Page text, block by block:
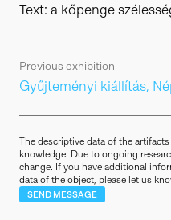
Text: a kőpenge
Previous exhibition
Gyűjteményi kiállítás,
The descriptive data of the
knowledge. Due to ongoing
change. If you have additional
data of the object, please let us
SEND MESSAGE